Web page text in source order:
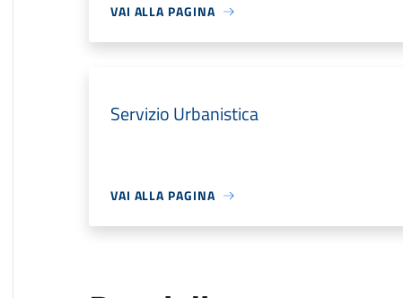
VAI ALLA PAGINA
Servizio Urbanistica
VAI ALLA PAGINA